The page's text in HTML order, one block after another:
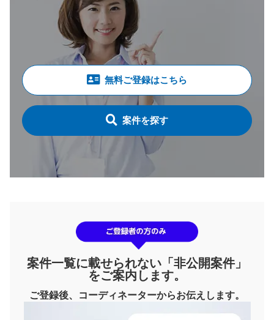
無料ご登録はこちら
案件を探す
案件一覧に載せられない「非公開案件」
をご案内します。
ご登録後、コーディネーターからお伝えします。